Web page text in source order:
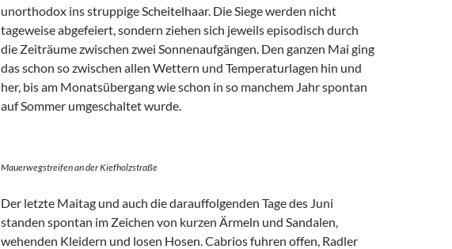
unorthodox ins struppige Scheitelhaar. Die Siege werden nicht
tageweise abgefeiert, sondern ziehen sich jeweils episodisch durch
die Zeiträume zwischen zwei Sonnenaufgängen. Den ganzen Mai ging
das schon so zwischen allen Wettern und Temperaturlagen hin und
her, bis am Monatsübergang wie schon in so manchem Jahr spontan
auf Sommer umgeschaltet wurde.
Mauerwegstreifen an der Kiefholzstraße
Der letzte Maitag und auch die darauffolgenden Tage des Juni
standen spontan im Zeichen von kurzen Ärmeln und Sandalen,
wehenden Kleidern und losen Hosen. Cabrios fuhren offen, Radler